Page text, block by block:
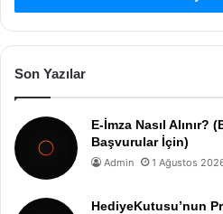
Son Yazılar
E-İmza Nasıl Alınır?
Başvurular İçin)
Admin 1 Ağustos
HediyeKutusu’nun